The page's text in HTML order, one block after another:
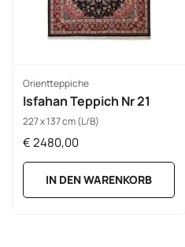
Orientteppiche
Isfahan Teppich Nr 21
227 x 137 cm (L/B)
€2480,00
IN DEN WARENKORB